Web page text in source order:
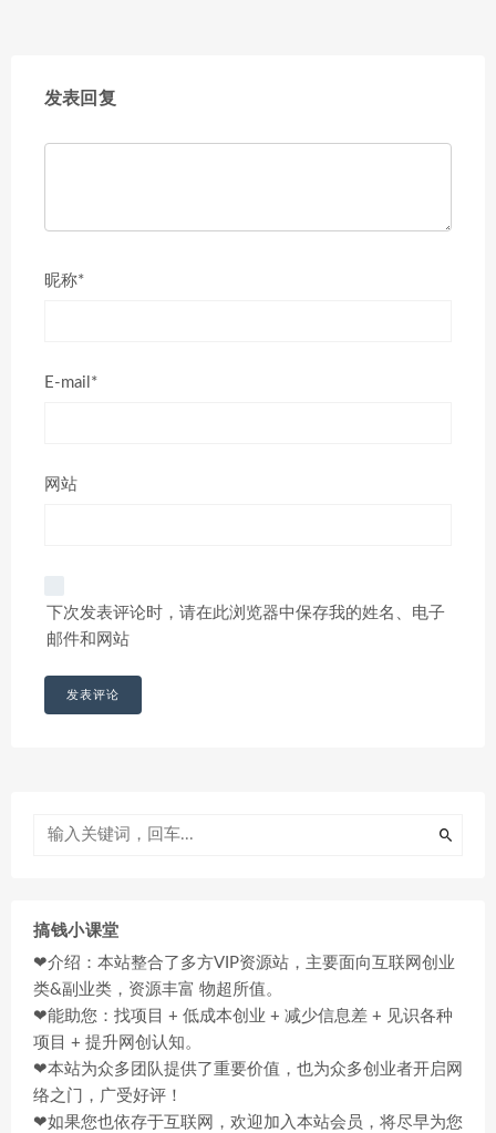
发表回复
昵称*
E-mail*
网站
下次发表评论时，请在此浏览器中保存我的姓名、电子
邮件和网站
搞钱小课堂
❤介绍：本站整合了多方VIP资源站，主要面向互联网创业
类&副业类，资源丰富 物超所值。
❤能助您：找项目 + 低成本创业 + 减少信息差 + 见识各种
项目 + 提升网创认知。
❤本站为众多团队提供了重要价值，也为众多创业者开启网
络之门，广受好评！
❤如果您也依存于互联网，欢迎加入本站会员，将尽早为您